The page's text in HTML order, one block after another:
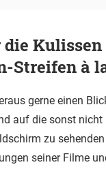
Kulissen
Streifen à
gerne einen
auf die sonst
zu sehenden
seiner Filme